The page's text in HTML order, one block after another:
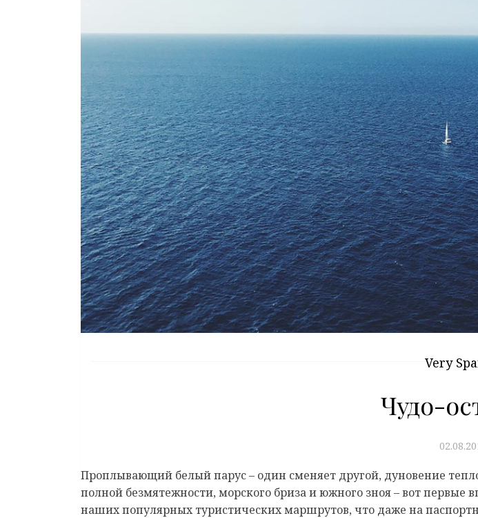
Very
Чудо-
Проплывающий белый парус – один сменяет другой, дуновение
полной безмятежности, морского бриза и южного зноя – вот первые
наших популярных туристических маршрутов, что даже на